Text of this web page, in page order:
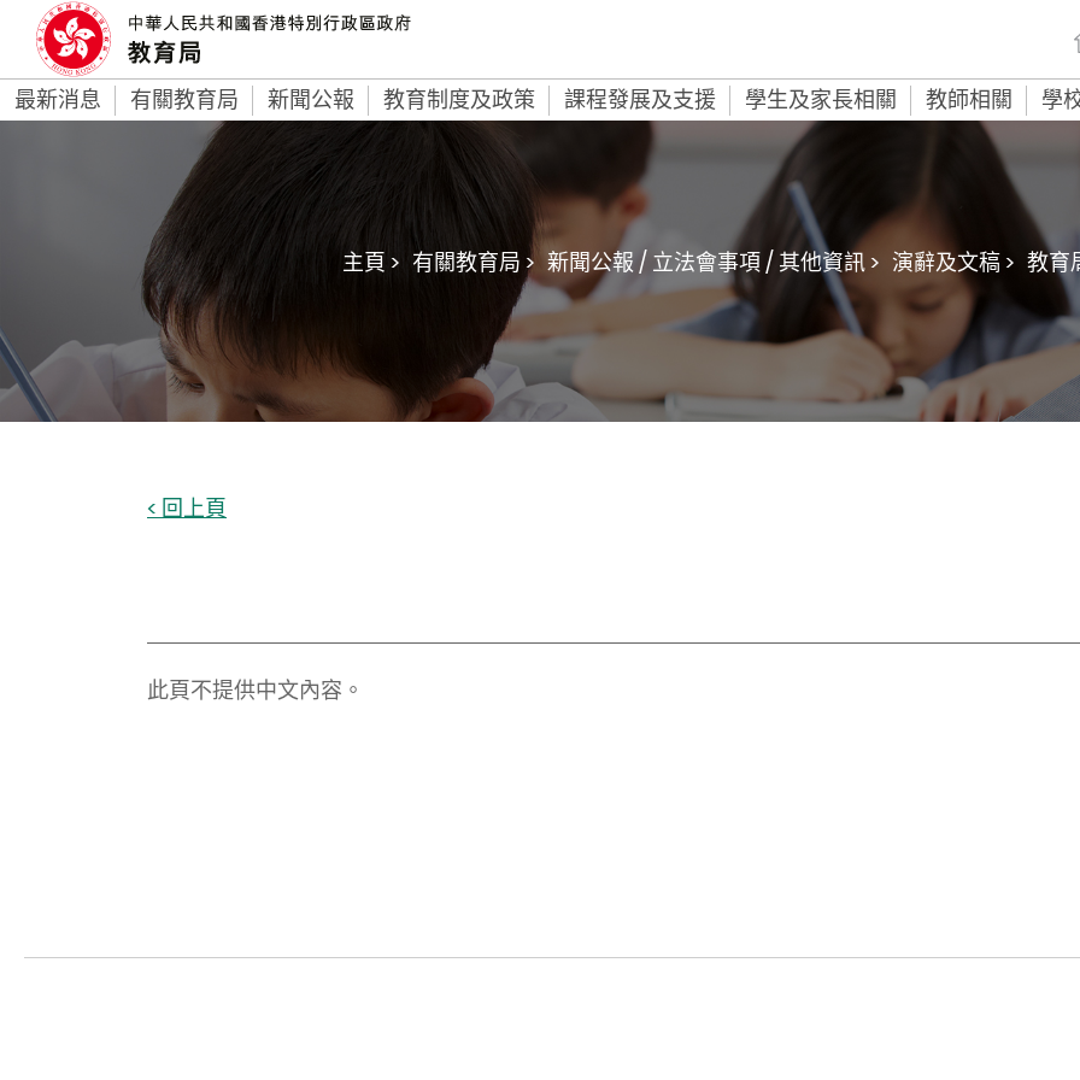
最新消息 有關教育局 新聞公報 教育制度及政策 課程發展及支援 學生及家長相關 教師相關 學
主頁 > 有關教育局 > 新聞公報 / 立法會事項 / 其他資訊 > 演辭及文稿 > 教育
< 回上頁
此頁不提供中文內容。